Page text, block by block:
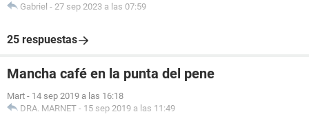
Gabriel - 27 sep 2023 a las 07:59
25 respuestas
Mancha café en la punta del pene
Mart - 14 sep 2019 a las 16:18
DRA. MARNET - 15 sep 2019 a las 11:49